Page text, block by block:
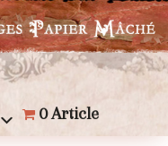
0 Article